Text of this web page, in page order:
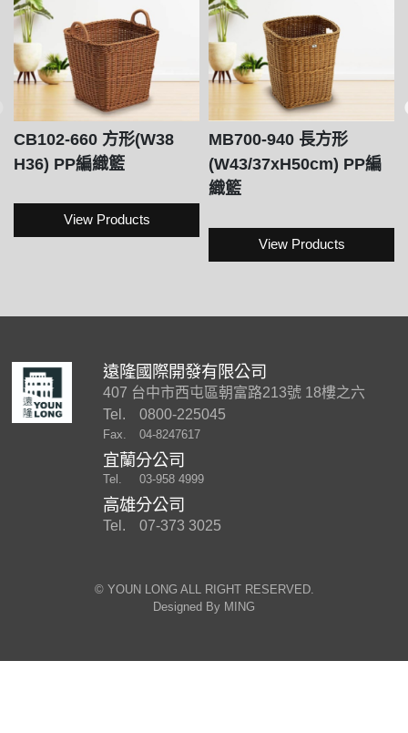
CB102-660 方形(W38
H36) PP編織籃
View Products
MB700-940 長方形
(W43/37xH50cm) PP編
織籃
View Products
遠隆國際開發有限公司
407 台中市西屯區朝富路213號 18樓之六
Tel.
0800-225045
Fax. 04-8247617
宜蘭分公司
Tel. 03-958 4999
高雄分公司
Tel. 07-373 3025
©︎ YOUN LONG ALL RIGHT RESERVED.
Designed By MING